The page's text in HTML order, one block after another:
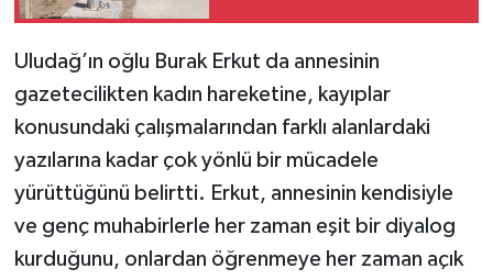
Uludağ’ın oğlu Burak Erkut da annesinin
gazetecilikten kadın hareketine, kayıplar
konusundaki çalışmalarından farklı alanlardaki
yazılarına kadar çok yönlü bir mücadele
yürüttüğünü belirtti. Erkut, annesinin kendisiyle
ve genç muhabirlerle her zaman eşit bir diyalog
kurduğunu, onlardan öğrenmeye her zaman açık